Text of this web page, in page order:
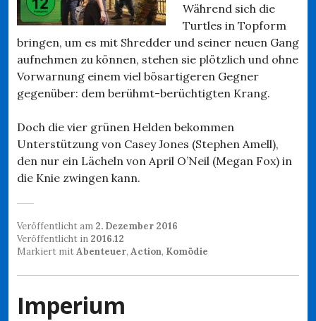
Während sich die
Turtles in Topform
bringen, um es mit Shredder und seiner neuen Gang
aufnehmen zu können, stehen sie plötzlich und ohne
Vorwarnung einem viel bösartigeren Gegner
gegenüber: dem berühmt-berüchtigten Krang.
Doch die vier grünen Helden bekommen
Unterstützung von Casey Jones (Stephen Amell),
den nur ein Lächeln von April O’Neil (Megan Fox) in
die Knie zwingen kann.
Veröffentlicht am 2. Dezember 2016
Veröffentlicht in 2016.12
Markiert mitAbenteuer, Action, Komödie
Imperium